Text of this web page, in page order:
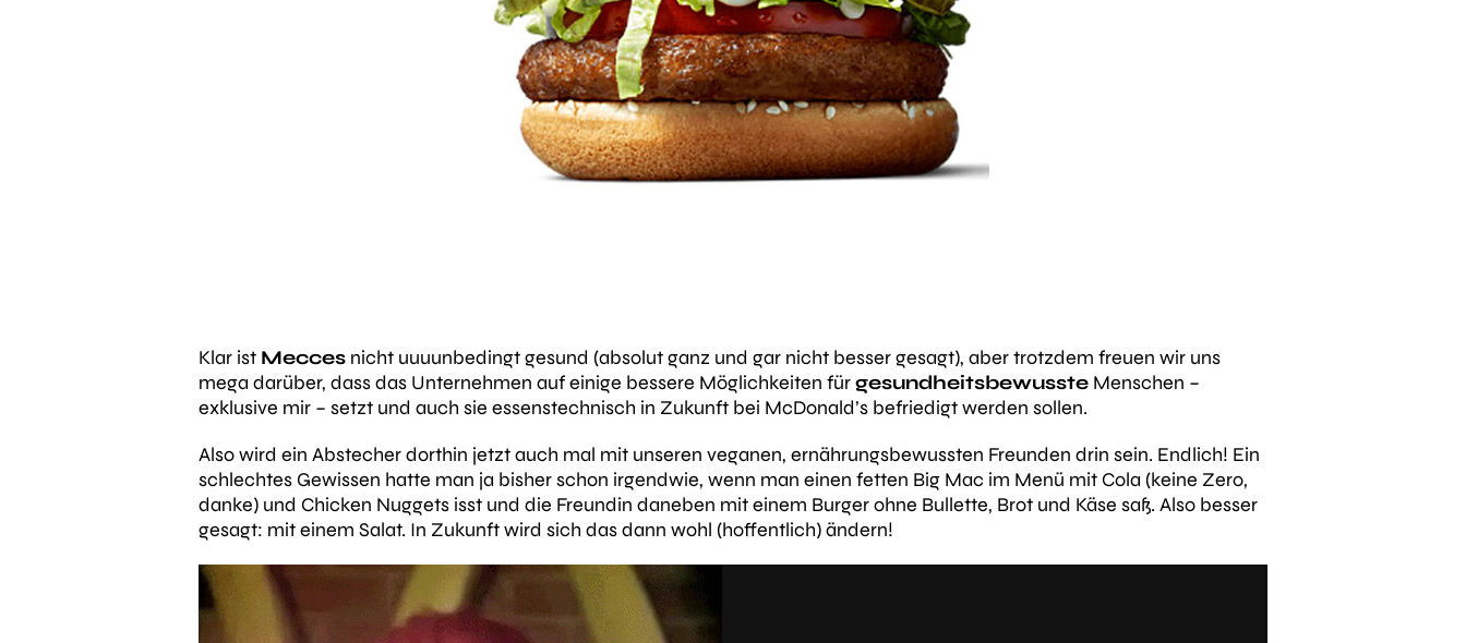
Klar ist Mecces nicht uuuunbedingt gesund (absolut ganz und gar nicht besser gesagt), aber trotzdem freuen wir uns
mega darüber, dass das Unternehmen auf einige bessere Möglichkeiten fürgesundheitsbewusste Menschen –
exklusive mir – setzt und auch sie essenstechnisch in Zukunft bei McDonald’s befriedigt werden sollen.
Also wird ein Abstecher dorthin jetzt auch mal mit unseren veganen, ernährungsbewussten Freunden drin sein. Endlich! Ein
schlechtes Gewissen hatte man ja bisher schon irgendwie, wenn man einen fetten Big Mac im Menü mit Cola (keine Zero,
danke) und Chicken Nuggets isst und die Freundin daneben mit einem Burger ohne Bullette, Brot und Käse saß. Also besser
gesagt: mit einem Salat. In Zukunft wird sich das dann wohl (hoffentlich) ändern!